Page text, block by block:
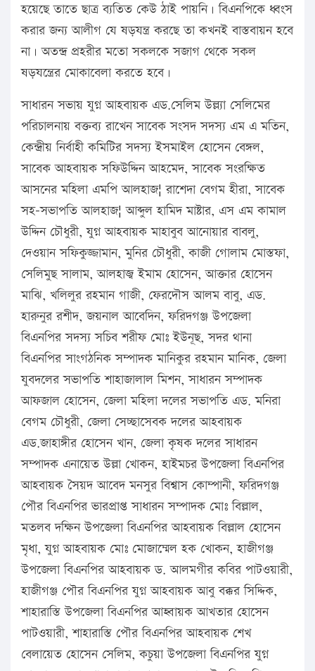
হয়েছে তাতে ছাত্র ব্যতিত কেউ ঠাই পায়নি। বিএনপিকে ধ্বংস
করার জন্য আলীগ যে ষড়যন্ত্র করছে তা কখনই বাস্তবায়ন হবে
না। অতন্দ্র প্রহরীর মতো সকলকে সজাগ থেকে সকল
ষড়যন্ত্রের মোকাবেলা করতে হবে।
সাধারন সভায় যুগ্ন আহবায়ক এড.সেলিম উল্ল্যা সেলিমের
পরিচালনায় বক্তব্য রাখেন সাবেক সংসদ সদস্য এম এ মতিন,
কেন্দ্রীয় নির্বাহী কমিটির সদস্য ইসমাইল হোসেন বেঙ্গল,
সাবেক আহবায়ক সফিউদ্দিন আহমেদ, সাবেক সংরক্ষিত
আসনের মহিলা এমপি আলহাজ¦ রাশেদা বেগম হীরা, সাবেক
সহ-সভাপতি আলহাজ¦ আব্দুল হামিদ মাষ্টার, এস এম কামাল
উদ্দিন চৌধুরী, যুগ্ন আহবায়ক মাহাবুব আনোয়ার বাবলু,
দেওয়ান সফিকুজ্জামান, মুনির চৌধুরী, কাজী গোলাম মোস্তফা,
সেলিমুছ সালাম, আলহাজ্ব ইমাম হোসেন, আক্তার হোসেন
মাঝি, খলিলুর রহমান গাজী, ফেরদৌস আলম বাবু, এড.
হারুনুর রশীদ, জয়নাল আবেদিন, ফরিদগঞ্জ উপজেলা
বিএনপির সদস্য সচিব শরীফ মোঃ ইউনূছ, সদর থানা
বিএনপির সাংগঠনিক সম্পাদক মানিকুর রহমান মানিক, জেলা
যুবদলের সভাপতি শাহাজালাল মিশন, সাধারন সম্পাদক
আফজাল হোসেন, জেলা মহিলা দলের সভাপতি এড. মনিরা
বেগম চৌধুরী, জেলা সেচ্ছাসেবক দলের আহবায়ক
এড.জাহাঙ্গীর হোসেন খান, জেলা কৃষক দলের সাধারন
সম্পাদক এনায়েত উল্লা খোকন, হাইমচর উপজেলা বিএনপির
আহবায়ক সৈয়দ আবেদ মনসুর বিশ্বাস কোম্পানী, ফরিদগঞ্জ
পৌর বিএনপির ভারপ্রাপ্ত সাধারন সম্পাদক মোঃ বিল্লাল,
মতলব দক্ষিন উপজেলা বিএনপির আহবায়ক বিল্লাল হোসেন
মৃধা, যুগ্ন আহবায়ক মোঃ মোজাম্মেল হক খোকন, হাজীগঞ্জ
উপজেলা বিএনপির আহবায়ক ড. আলমগীর কবির পাটওয়ারী,
হাজীগঞ্জ পৌর বিএনপির যুগ্ন আহবায়ক আবু বক্কর সিদ্দিক,
শাহারাস্তি উপজেলা বিএনপির আহ্বায়ক আখতার হোসেন
পাটওয়ারী, শাহারাস্তি পৌর বিএনপির আহবায়ক শেখ
বেলায়েত হোসেন সেলিম, কচুয়া উপজেলা বিএনপির যুগ্ন